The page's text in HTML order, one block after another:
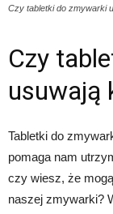
Czy tabletki do zmywarki
Czy
usuwają
Tabletki do
pomaga nam
czy wiesz, że
naszej zmywarki?